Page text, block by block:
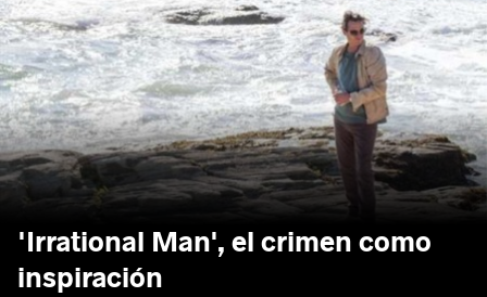
'Irrational Man', el crimen como
inspiración